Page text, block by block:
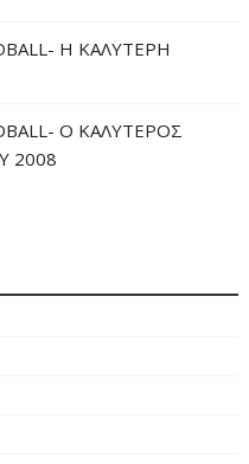
H ΚΑΛΥΤΕΡΗ
O ΚΑΛΥΤΕΡΟΣ
2008